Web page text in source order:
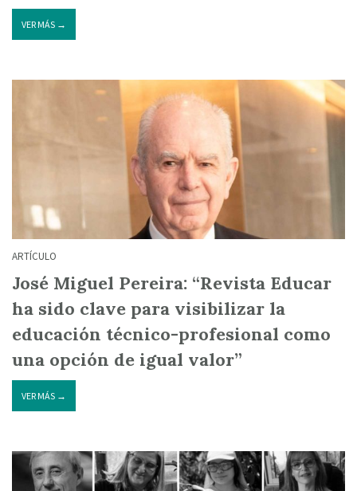
VER MÁS →
ARTÍCULO
José Miguel Pereira: “Revista Educar
ha sido clave para visibilizar la
educación técnico-profesional como
una opción de igual valor”
VER MÁS →